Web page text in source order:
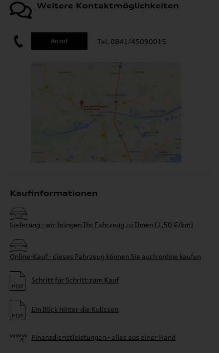
Weitere Kontaktmöglichkeiten
Anruf Tel. 0841/45090015
Kaufinformationen
Lieferung - wir bringen Ihr Fahrzeug zu Ihnen (1,50 €/km)
Online-Kauf - dieses Fahrzeug können Sie auch online kaufen
Schritt für Schritt zum Kauf
Ein Blick hinter die Kulissen
Finanzdienstleistungen - alles aus einer Hand